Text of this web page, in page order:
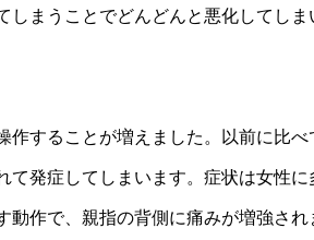
まうことでどんどんと悪化してしま
することが増えました。以前に比
発症してしまいます。症状は女性に
作で、親指の背側に痛みが増強され